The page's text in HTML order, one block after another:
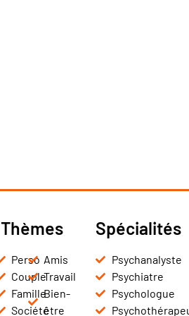
Thèmes
Perso
Couple
Famille
Société
Amis
Travail
Bien-
être
Spécialités
Psychanalyste
Psychiatre
Psychologue